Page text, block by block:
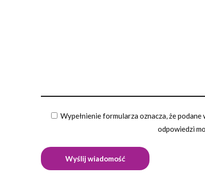
Wypełnienie formularza oznacza, że
odpowiedzi